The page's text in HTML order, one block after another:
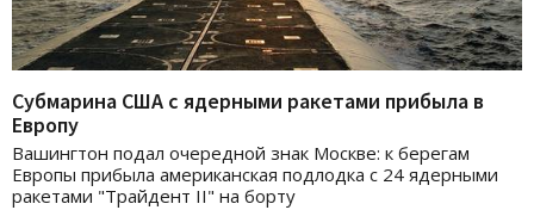
Субмарина США с ядерными ракетами прибыла в
Европу
Вашингтон подал очередной знак Москве: к берегам
Европы прибыла американская подлодка с 24 ядерными
ракетами "Трайдент II" на борту